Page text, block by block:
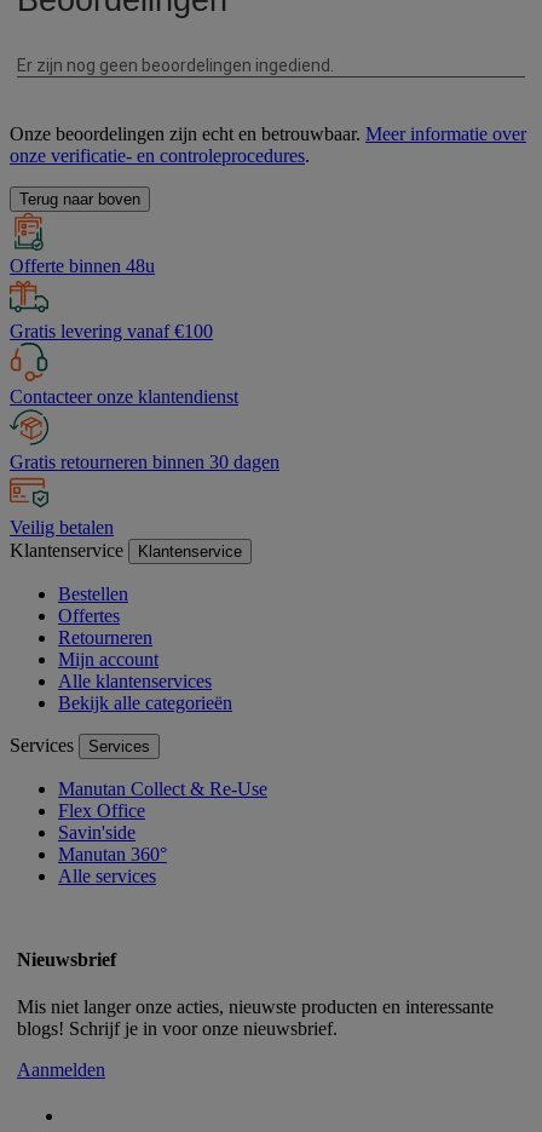
Onze beoordelingen zijn echt en betrouwbaar. Meer informatie over
onze verificatie- en controleprocedures.
Terug naar boven
Offerte binnen 48u
Gratis levering vanaf €100
Contacteer onze klantendienst
Gratis retourneren binnen 30 dagen
Veilig betalen
Klantenservice
Klantenservice
Bestellen
Offertes
Retourneren
Mijn account
Alle klantenservices
Bekijk alle categorieën
Services Services
Manutan Collect & Re-Use
Flex Office
Savin'side
Manutan 360°
Alle services
Nieuwsbrief
Mis niet langer onze acties, nieuwste producten en interessante
blogs! Schrijf je in voor onze nieuwsbrief.
Aanmelden